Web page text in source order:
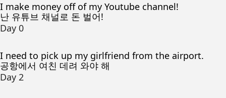
I make money off of my Youtube channel!
난 유튜브 채널로 돈 벌어!
Day 0
I need to pick up my girlfriend from the airport.
공항에서 여친 데려 와야 해
Day 2